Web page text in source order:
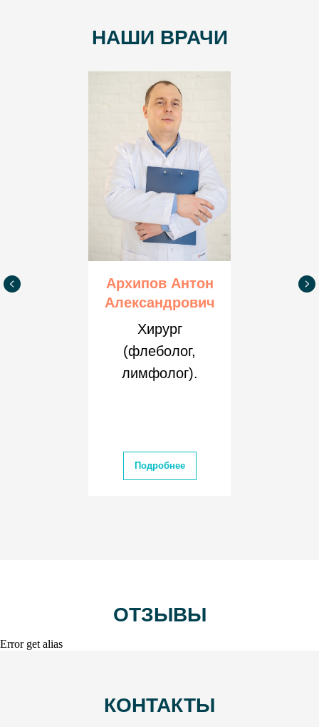
НАШИ ВРАЧИ
Архипов Антон
Александрович
Хирург
(флеболог,
лимфолог).
Подробнее
ОТЗЫВЫ
Error get alias
КОНТАКТЫ